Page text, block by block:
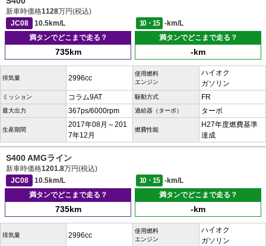
新車時価格1128万円(税込)
JC08
10.5km/L 10・15
-km/L
満タンでどこまで走る？
735km
満タンでどこまで走る？
-km
排気量 2996cc
使用燃料
エンジン
ハイオク
ガソリン
ミッション コラム9AT 駆動方式 FR
最大出力 367ps/6000rpm 過給器（ターボ） ターボ
生産期間
2017年08月～201
7年12月
燃費性能
H27年度燃費基準
達成
S400 AMGライン
新車時価格1201.8万円(税込)
JC08
10.5km/L 10・15
-km/L
満タンでどこまで走る？
735km
満タンでどこまで走る？
-km
排気量 2996cc
使用燃料
エンジン
ハイオク
ガソリン